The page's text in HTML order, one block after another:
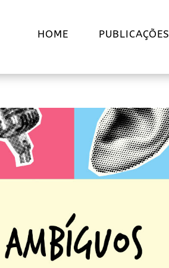
HOME PUBLICAÇÕES